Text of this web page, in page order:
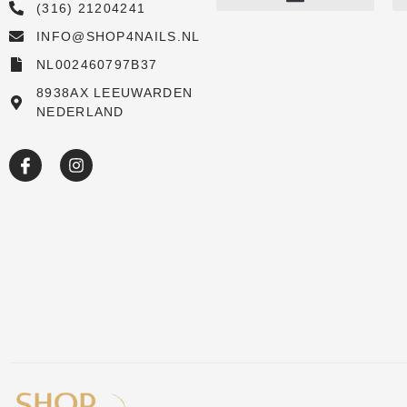
(316) 21204241
INFO@SHOP4NAILS.NL
NL002460797B37
8938AX LEEUWARDEN
NEDERLAND